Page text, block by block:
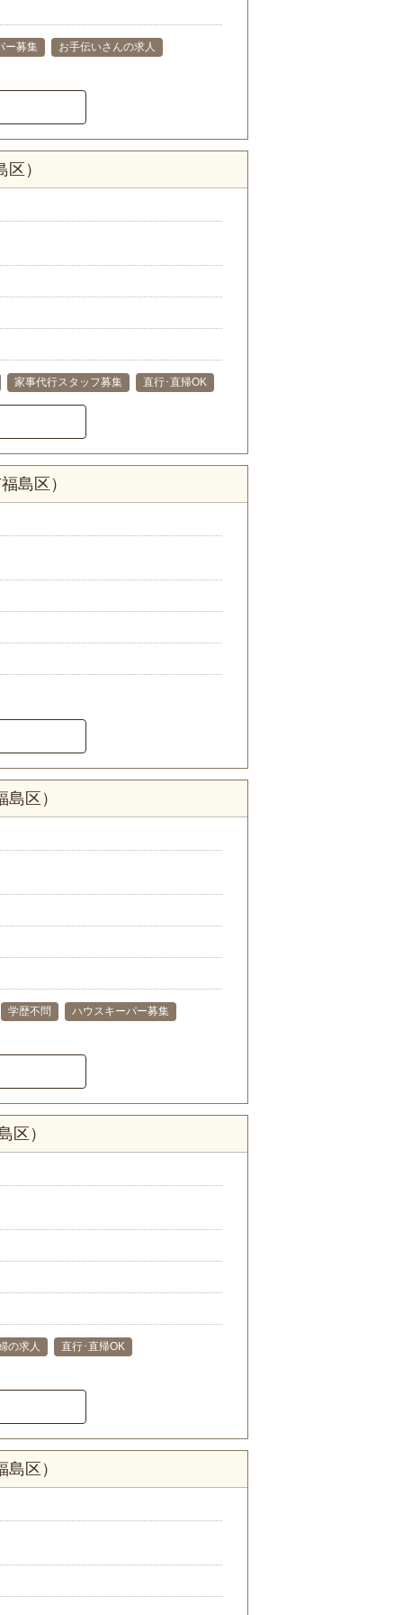
ー募集
お手伝いさんの求人
）
家事代行スタッフ募集 直行･直帰OK
島区）
区）
学歴不問
ハウスキーパー募集
区）
の求人
直行･直帰OK
区）